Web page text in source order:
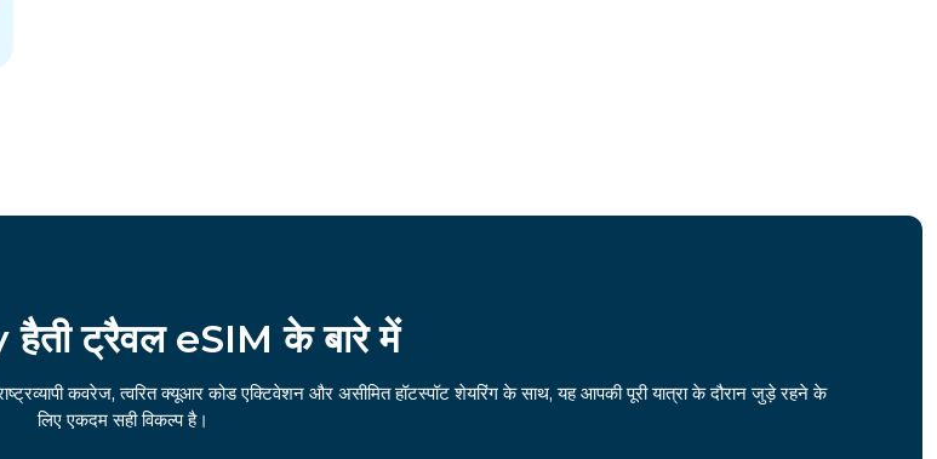
ट्रैवल eSIM के बारे में
कवरेज, त्वरित क्यूआर कोड एक्टिवेशन और असीमित हॉटस्पॉट शेयरिंग के साथ, यह आपकी पूरी यात्रा के दौरान जुड़े रहने के
लिए एकदम सही विकल्प है।